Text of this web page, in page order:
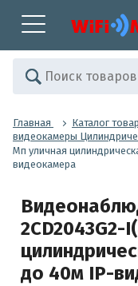
Главная Каталог
видеокамеры
Мп уличная
видеокамера
2CD2043G2-
до 40м IP-